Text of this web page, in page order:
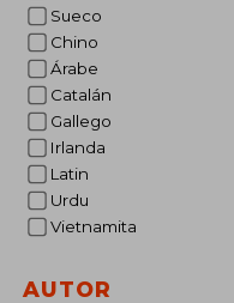
Sueco
Chino
Árabe
Catalán
Gallego
Irlanda
Latin
Urdu
Vietnamita
AUTOR